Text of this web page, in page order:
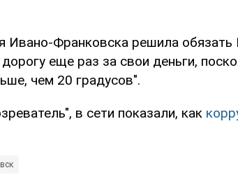
Ивано-Франковска решила обязать
еще раз за свои деньги,
чем 20 градусов".
в сети показали, как